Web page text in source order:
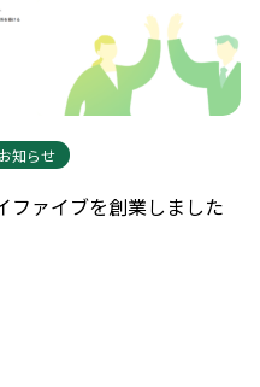
お知らせ
ファイブを創業しました